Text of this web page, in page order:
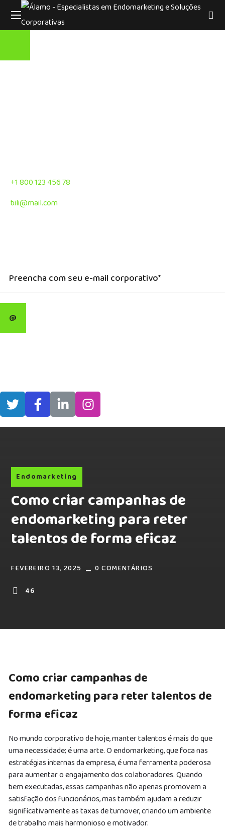
+1 800 123 456 78
bili@mail.com
Endomarketing
Como criar campanhas de
endomarketing para reter
talentos de forma eficaz
FEVEREIRO 13, 2025
0 COMENTÁRIOS
46
Como criar campanhas de
endomarketing para reter talentos de
forma eficaz
No mundo corporativo de hoje, manter talentos é mais do que
uma necessidade; é uma arte. O endomarketing, que foca nas
estratégias internas da empresa, é uma ferramenta poderosa
para aumentar o engajamento dos colaboradores. Quando
bem executadas, essas campanhas não apenas promovem a
satisfação dos funcionários, mas também ajudam a reduzir
significativamente as taxas de turnover, criando um ambiente
de trabalho mais harmonioso e motivador.